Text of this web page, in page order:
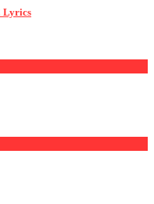
Lyrics